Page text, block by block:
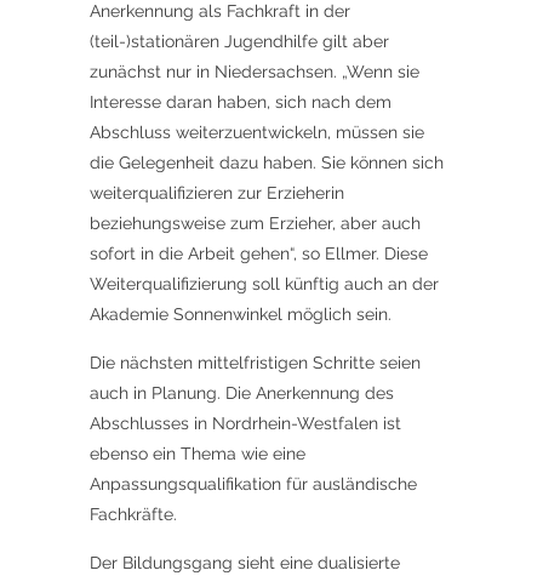
Anerkennung als Fachkraft in der
(teil-)stationären Jugendhilfe gilt aber
zunächst nur in Niedersachsen. „Wenn sie
Interesse daran haben, sich nach dem
Abschluss weiterzuentwickeln, müssen sie
die Gelegenheit dazu haben. Sie können sich
weiterqualifizieren zur Erzieherin
beziehungsweise zum Erzieher, aber auch
sofort in die Arbeit gehen“, so Ellmer. Diese
Weiterqualifizierung soll künftig auch an der
Akademie Sonnenwinkel möglich sein.
Die nächsten mittelfristigen Schritte seien
auch in Planung. Die Anerkennung des
Abschlusses in Nordrhein-Westfalen ist
ebenso ein Thema wie eine
Anpassungsqualifikation für ausländische
Fachkräfte.
Der Bildungsgang sieht eine dualisierte